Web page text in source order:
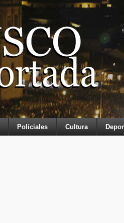
Policiales Cultura